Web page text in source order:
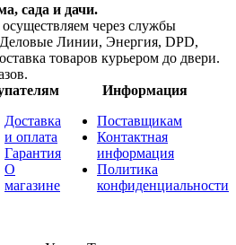
сада и дачи.
через службы
Линии, Энергия, DPD,
товаров курьером до двери.
Информация
Доставка
и оплата
Гарантия
О
магазине
Поставщикам
Контактная
информация
Политика
конфиденциальности